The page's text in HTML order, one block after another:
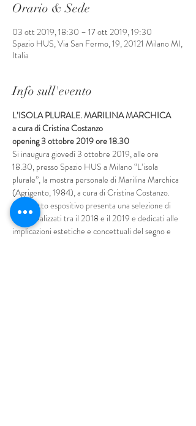
Orario & Sede
03 ott 2019, 18:30 – 17 ott 2019, 19:30
Spazio HUS, Via San Fermo, 19, 20121 Milano MI,
Italia
Info sull'evento
L’ISOLA PLURALE. MARILINA MARCHICA
a cura di Cristina Costanzo
opening 3 ottobre 2019 ore 18.30
Si inaugura giovedì 3 ottobre 2019, alle ore
18.30, presso Spazio HUS a Milano “L’isola
plurale”, la mostra personale di Marilina Marchica
(Agrigento, 1984), a cura di Cristina Costanzo.
Il progetto espositivo presenta una selezione di
lavori realizzati tra il 2018 e il 2019 e dedicati alle
implicazioni estetiche e concettuali del segno e